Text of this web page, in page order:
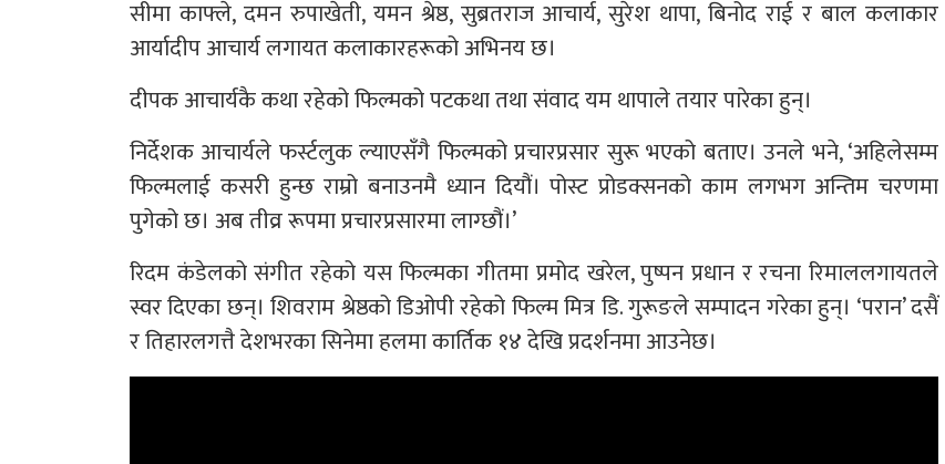
सीमा काफ्ले, दमन रुपाखेती, यमन श्रेष्ठ, सुब्रतराज आचार्य, सुरेश थापा, बिनोद राई र बाल कलाकार
आर्यादीप आचार्य लगायत कलाकारहरूको अभिनय छ।
दीपक आचार्यकै कथा रहेको फिल्मको पटकथा तथा संवाद यम थापाले तयार पारेका हुन्।
निर्देशक आचार्यले फर्स्टलुक ल्याएसँगै फिल्मको प्रचारप्रसार सुरू भएको बताए। उनले भने, ‘अहिलेसम्म
फिल्मलाई कसरी हुन्छ राम्रो बनाउनमै ध्यान दियौं। पोस्ट प्रोडक्सनको काम लगभग अन्तिम चरणमा
पुगेको छ। अब तीव्र रूपमा प्रचारप्रसारमा लाग्छौं।’
रिदम कंडेलको संगीत रहेको यस फिल्मका गीतमा प्रमोद खरेल, पुष्पन प्रधान र रचना रिमाललगायतले
स्वर दिएका छन्। शिवराम श्रेष्ठको डिओपी रहेको फिल्म मित्र डि. गुरूङले सम्पादन गरेका हुन्। ‘परान’ दसैं
र तिहारलगत्तै देशभरका सिनेमा हलमा कार्तिक १४ देखि प्रदर्शनमा आउनेछ।